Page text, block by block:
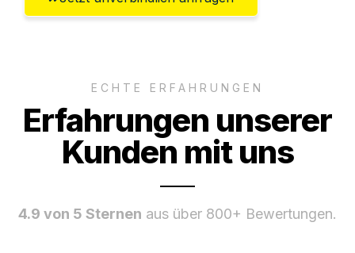
ECHTE ERFAHRUNGEN
Erfahrungen unserer
Kunden mit uns
4.9 von 5 Sternen aus über 800+ Bewertungen.